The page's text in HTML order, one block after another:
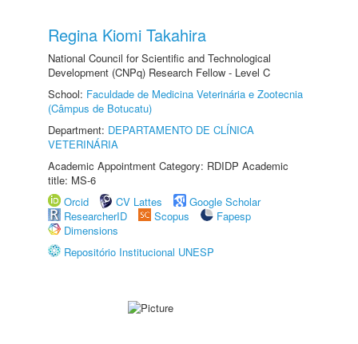
Regina Kiomi Takahira
National Council for Scientific and Technological
Development (CNPq) Research Fellow - Level C
School: Faculdade de Medicina Veterinária e Zootecnia
(Câmpus de Botucatu)
Department: DEPARTAMENTO DE CLÍNICA
VETERINÁRIA
Academic Appointment Category: RDIDP Academic
title: MS-6
Orcid
CV Lattes
Google Scholar
ResearcherID
Scopus
Fapesp
Dimensions
Repositório Institucional UNESP